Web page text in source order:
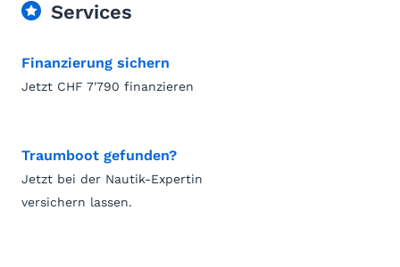
Services
Finanzierung sichern
Jetzt CHF 7'790 finanzieren
Traumboot gefunden?
Jetzt bei der Nautik-Expertin
versichern lassen.